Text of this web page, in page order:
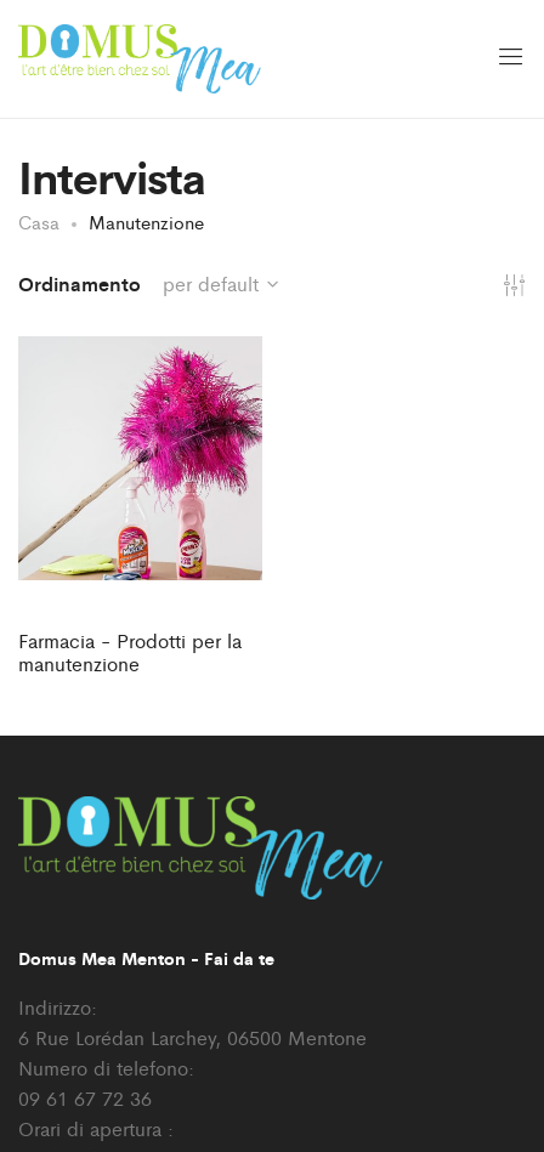
Intervista
Casa Manutenzione
Ordinamento per default
Farmacia - Prodotti per la
manutenzione
Domus Mea Menton - Fai da te
Indirizzo:
6 Rue Lorédan Larchey, 06500 Mentone
Numero di telefono:
09 61 67 72 36
Orari di apertura :